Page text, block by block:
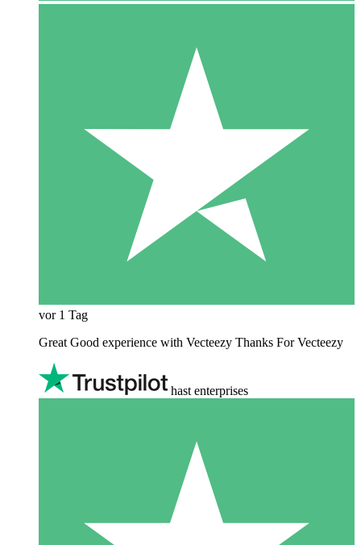
vor 1 Tag
Great Good experience with Vecteezy Thanks For Vecteezy
hast enterprises